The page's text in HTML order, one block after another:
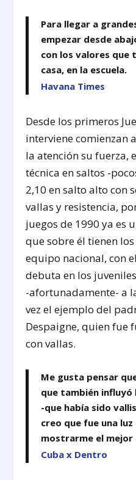
Para llegar a
empezar desde
con los valores que
casa, en la escuela.
Havana Times
Desde los primeros
interviene comienzan
la atención su fuerza,
técnica en saltos -
2,10 en salto alto con
vallas y resistencia,
juegos de 1990 ya es
que sobre él tienen
equipo nacional, con
debuta en los
-afortunadamente- a
vez el ejemplo del
Despaigne, quien fue
con vallas.
Me gusta pensar
que también influyó
-que había sido
creo que fue una
mostrarme el mejor
Cuba x Dentro